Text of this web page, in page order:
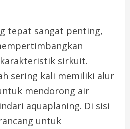
tepat sangat penting,
sirkuit.
sering kali memiliki alur
mendorong air
aquaplaning. Di sisi
untuk